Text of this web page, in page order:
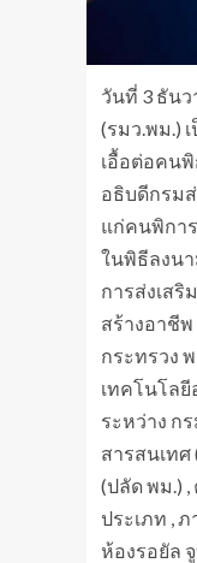
วันที่ 3 ธัน
(รมว.พม.)
เอื้อต่อคน
อธิบดีกรม
แก่คนพิกา
ในพิธีลงน
การส่งเส
สร้างอาชี
กระทรวง
เทคโนโล
ระหว่าง ก
สารสนเท
(ปลัด พม.)
ประเภท ,
ห้องรอยัล